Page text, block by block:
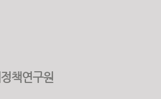
책연구원